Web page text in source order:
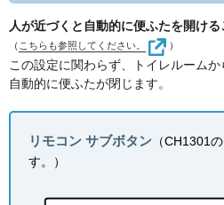
人が近づくと自動的に便ふたを開ける
（ こちらも参照してください。 ）
この設定に関わらず、トイレルーム
自動的に便ふたが閉じます。
リモコン サブボタン （CH1301
す。）